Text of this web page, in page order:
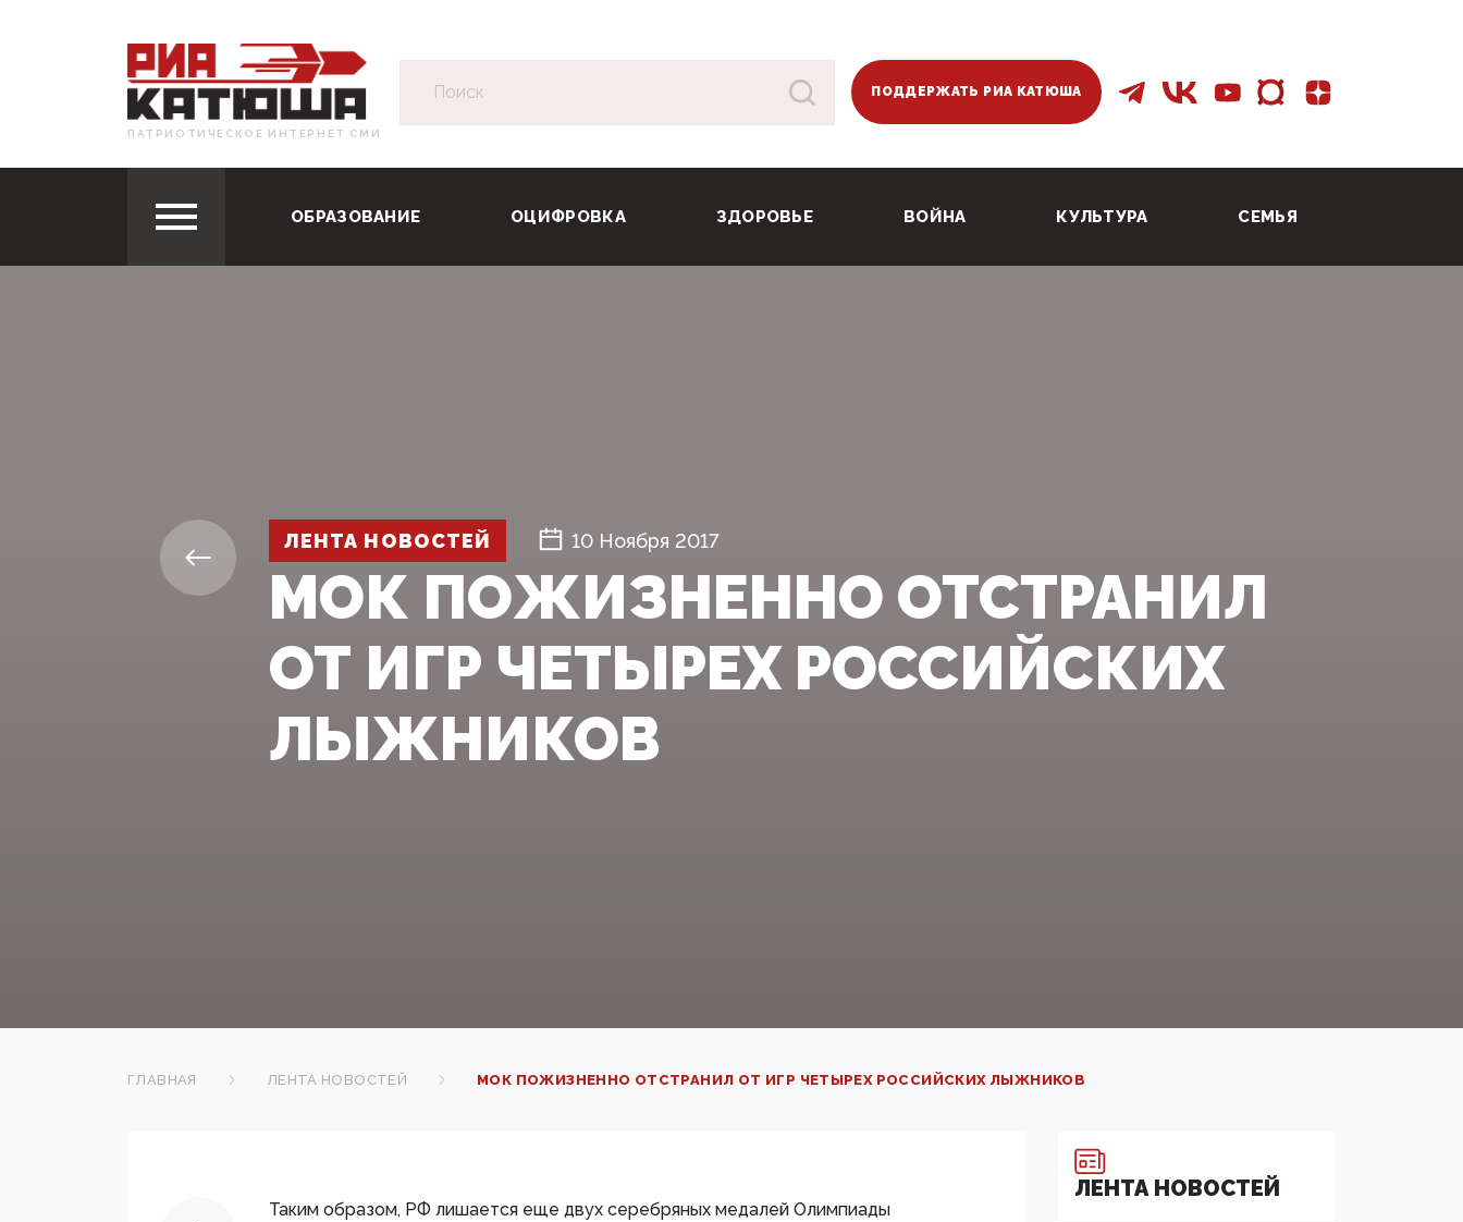
ПАТРИОТИЧЕСКОЕ ИНТЕРНЕТ СМИ
ПОДДЕРЖАТЬ РИА КАТЮША
ОБРАЗОВАНИЕ ОЦИФРОВКА ЗДОРОВЬЕ ВОЙНА КУЛЬТУРА СЕМЬЯ
ЛЕНТА НОВОСТЕЙ 10 Ноября 2017
МОК ПОЖИЗНЕННО ОТСТРАНИЛ
ОТ ИГР ЧЕТЫРЕХ РОССИЙСКИХ
ЛЫЖНИКОВ
ГЛАВНАЯ ЛЕНТА НОВОСТЕЙ МОК ПОЖИЗНЕННО ОТСТРАНИЛ ОТ ИГР ЧЕТЫРЕХ РОССИЙСКИХ ЛЫЖНИКОВ
Таким образом, РФ лишается еще двух серебряных медалей Олимпиады
ЛЕНТА НОВОСТЕЙ